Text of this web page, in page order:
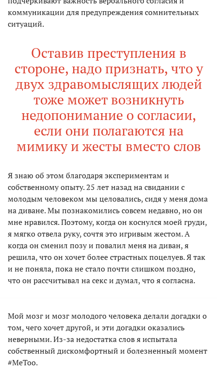
коммуникации для предупреждения сомнительных
ситуаций.
Оставив преступления в
стороне, надо признать, что у
двух здравомыслящих людей
тоже может возникнуть
недопонимание о согласии,
если они полагаются на
мимику и жесты вместо слов
Я знаю об этом благодаря экспериментам и
собственному опыту. 25 лет назад на свидании с
молодым человеком мы целовались, сидя у меня дома
на диване. Мы познакомились совсем недавно, но он
мне нравился. Поэтому, когда он коснулся моей груди,
я мягко отвела руку, сочтя это игривым жестом. А
когда он сменил позу и повалил меня на диван, я
решила, что он хочет более страстных поцелуев. Я так
и не поняла, пока не стало почти слишком поздно,
что он рассчитывал на секс и думал, что я согласна.
Мой мозг и мозг молодого человека делали догадки о
том, чего хочет другой, и эти догадки оказались
неверными. Из-за недостатка слов я испытала
собственный дискомфортный и болезненный момент
#MeToo.